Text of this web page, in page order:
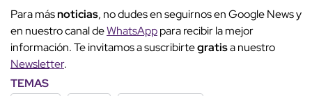
Para másnoticias, no dudes en seguirnos en Google News y
en nuestro canal deWhatsApppara recibir la mejor
información. Te invitamos a suscribirtegratisa nuestro
Newsletter.
TEMAS